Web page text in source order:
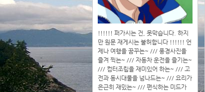
!!!!!! 퍼가시는 건, 못막습니다. 하지
만 원문 재게시는 불허합니다 !!!!!! 언
제나 여행을 꿈꾸는~ /// 풍경사진을
즐겨 찍는~ /// 자동차 운전을 즐기는~
/// 컴터조립을 재미있어 하는~ /// 고
전과 동시대물을 넘나드는~ /// 요리가
은근히 재밌는~ /// 편식하는 미드가